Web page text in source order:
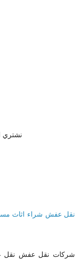
نشتري
نقل عفش شراء اثاث
شركات نقل عفش نقل